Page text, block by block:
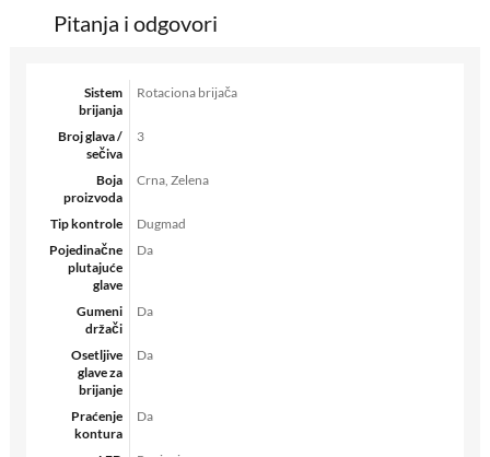
Pitanja i odgovori
Sistem
brijanja
Rotaciona brijača
Broj glava /
sečiva
3
Boja
proizvoda
Crna, Zelena
Tip kontrole
Dugmad
Pojedinačne
plutajuće
glave
Da
Gumeni
držači
Da
Osetljive
glave za
brijanje
Da
Praćenje
kontura
Da